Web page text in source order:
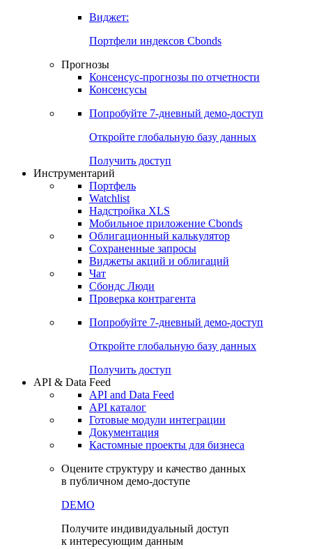
Виджет:
Портфели индексов Cbonds
Прогнозы
Консенсус-прогнозы по отчетности
Консенсусы
Попробуйте 7-дневный демо-доступ
Откройте глобальную базу данных
Получить доступ
Инструментарий
Портфель
Watchlist
Надстройка XLS
Мобильное приложение Cbonds
Облигационный калькулятор
Сохраненные запросы
Виджеты акций и облигаций
Чат
Сбондс Люди
Проверка контрагента
Попробуйте 7-дневный демо-доступ
Откройте глобальную базу данных
Получить доступ
API & Data Feed
API and Data Feed
API каталог
Готовые модули интеграции
Документация
Кастомные проекты для бизнеса
Оцените структуру и качество данных
в публичном демо-доступе
DEMO
Получите индивидуальный доступ
к интересующим данным